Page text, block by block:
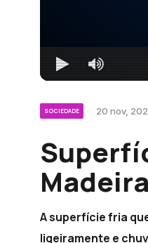
SOCIEDADE 20 nov,
A superfície fria
ligeiramente e